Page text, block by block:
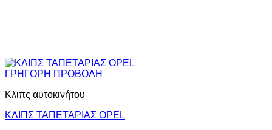
ΓΡΗΓΟΡΗ ΠΡΟΒΟΛΗ
Κλιπς αυτοκινήτου
ΚΛΙΠΣ ΤΑΠΕΤΑΡΙΑΣ ΟPEL